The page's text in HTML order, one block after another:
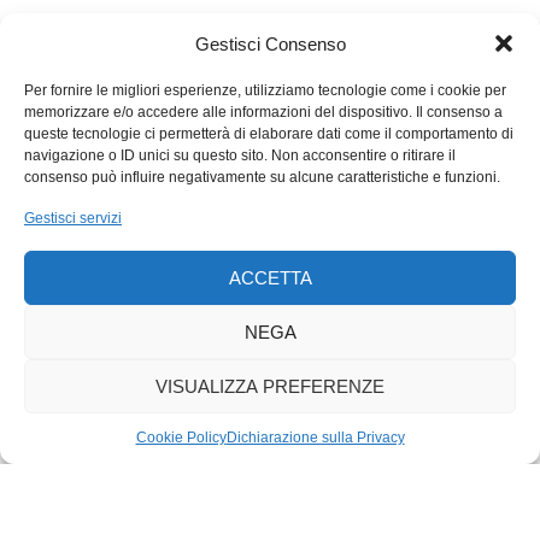
Gestisci Consenso
Per fornire le migliori esperienze, utilizziamo tecnologie come i cookie per
memorizzare e/o accedere alle informazioni del dispositivo. Il consenso a
queste tecnologie ci permetterà di elaborare dati come il comportamento di
navigazione o ID unici su questo sito. Non acconsentire o ritirare il
consenso può influire negativamente su alcune caratteristiche e funzioni.
Gestisci servizi
ACCETTA
NEGA
VISUALIZZA PREFERENZE
Cookie PolicyDichiarazione sulla Privacy
inganno. Serve, insomma, una netta distinzione. La bancarella
non è sinonimo di cibo di casa nostra. Comunque, qui ci si
addentra in un argomento di grande, anzi eccessiva attualità.
Mai, come oggi, si era tanto parlato di cucina, gastronomia,
affacciarsi nuove tendenze: dopo vegetariani e vegani, è la
volta dei cuochi che puntano sulla cucina a base d’insetti. Per il